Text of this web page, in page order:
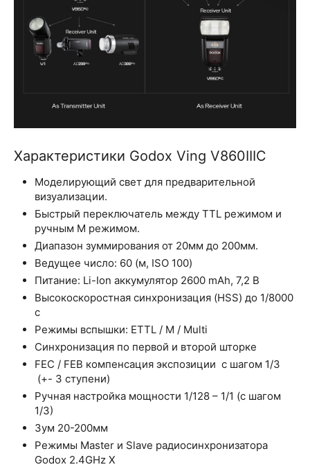
Характеристики Godox Ving V860IIIC
Моделирующий свет для предварительной
визуализации.
Быстрый переключатель между TTL режимом и
ручным M режимом.
Диапазон зуммирования от 20мм до 200мм.
Ведущее число: 60 (м, ISO 100)
Питание: Li-Ion аккумулятор 2600 mAh, 7,2 В
Высокоскоростная синхронизация (HSS) до 1/8000
с
Режимы вспышки: ETTL / M / Multi
Синхронизация по первой и второй шторке
FEC / FEB компенсация экспозиции с шагом 1/3
(+- 3 ступени)
Ручная настройка мощности 1/128 – 1/1 (с шагом
1/3)
Зум 20-200мм
Режимы Master и Slave радиосинхронизатора
Godox 2.4GHz X